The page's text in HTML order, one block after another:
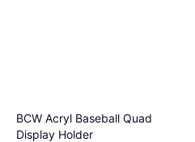
BCW Acryl Baseball Quad
Display Holder